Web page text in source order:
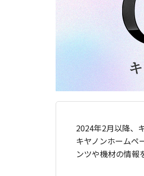
2024年2月以降、
キヤノンホームペ
ンツや機材の情報